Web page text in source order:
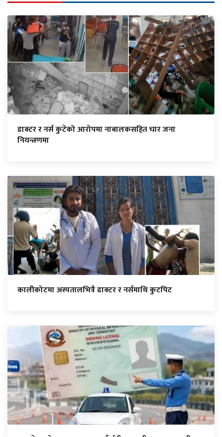
डाक्टर र नर्स कुटेको आरोपमा नाबालकसहित चार जना
नियन्त्रणमा
कालीकोटमा अस्पतालभित्रै डाक्टर र नर्समाथि कुटपिट